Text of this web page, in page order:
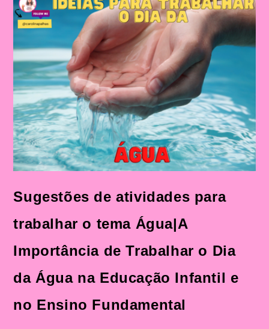
O
Dia
Da
Água
Na
Educação
Infantil
E
No
Ensino
Fundamental
Sugestões de atividades para
trabalhar o tema Água|A
Importância de Trabalhar o Dia
da Água na Educação Infantil e
no Ensino Fundamental